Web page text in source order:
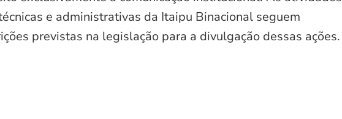
e administrativas da Itaipu Binacional seguem
previstas na legislação para a divulgação dessas ações.